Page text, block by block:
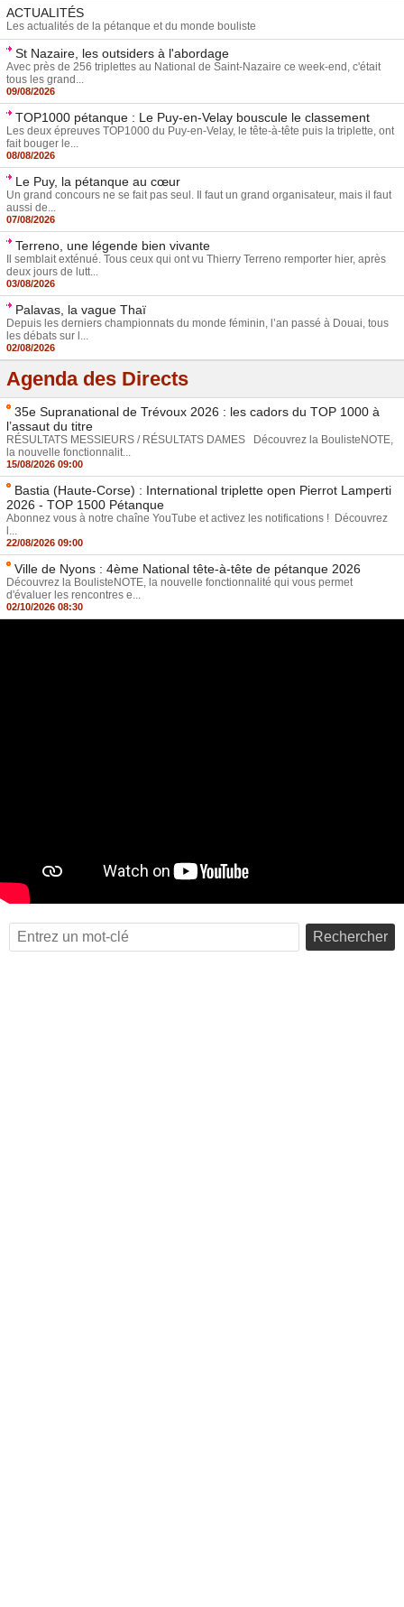
ACTUALITÉS
Les actualités de la pétanque et du monde bouliste
St Nazaire, les outsiders à l'abordage
Avec près de 256 triplettes au National de Saint-Nazaire ce week-end, c'était
tous les grand...
09/08/2026
TOP1000 pétanque : Le Puy-en-Velay bouscule le classement
Les deux épreuves TOP1000 du Puy-en-Velay, le tête-à-tête puis la triplette, ont
fait bouger le...
08/08/2026
Le Puy, la pétanque au cœur
Un grand concours ne se fait pas seul. Il faut un grand organisateur, mais il faut
aussi de...
07/08/2026
Terreno, une légende bien vivante
Il semblait exténué. Tous ceux qui ont vu Thierry Terreno remporter hier, après
deux jours de lutt...
03/08/2026
Palavas, la vague Thaï
Depuis les derniers championnats du monde féminin, l’an passé à Douai, tous
les débats sur l...
02/08/2026
Agenda des Directs
35e Supranational de Trévoux 2026 : les cadors du TOP 1000 à
l’assaut du titre
RÉSULTATS MESSIEURS / RÉSULTATS DAMES Découvrez la BoulisteNOTE,
la nouvelle fonctionnalit...
15/08/2026 09:00
Bastia (Haute-Corse) : International triplette open Pierrot Lamperti
2026 - TOP 1500 Pétanque
Abonnez vous à notre chaîne YouTube et activez les notifications ! Découvrez
l...
22/08/2026 09:00
Ville de Nyons : 4ème National tête-à-tête de pétanque 2026
Découvrez la BoulisteNOTE, la nouvelle fonctionnalité qui vous permet
d'évaluer les rencontres e...
02/10/2026 08:30
Rechercher